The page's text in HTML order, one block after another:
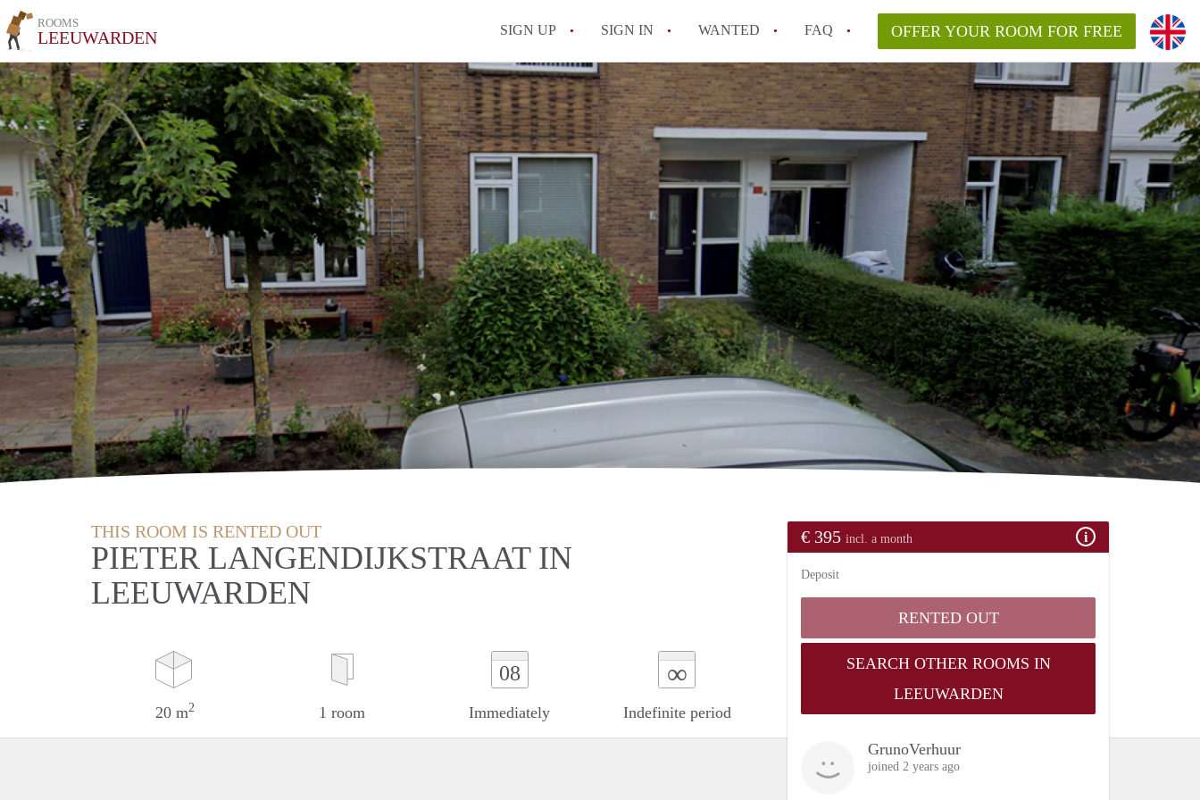
ROOMS
LEEUWARDEN SIGN UP SIGN IN WANTED FAQ
All FAQs
OFFER YOUR ROOM FOR FREE
THIS ROOM IS RENTED OUT
PIETER LANGENDIJKSTRAAT IN
LEEUWARDEN
20 m2 1 room
08
Immediately
∞
Indefinite period
€ 395 incl. a month
Deposit
RENTED OUT
SEARCH OTHER ROOMS IN
LEEUWARDEN
GrunoVerhuur
joined 2 years ago